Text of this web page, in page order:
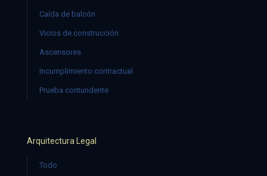
Caída de balcón
Vicios de construcción
Ascensores
Incumplimiento contractual
Prueba contundente
Arquitectura Legal
Todo